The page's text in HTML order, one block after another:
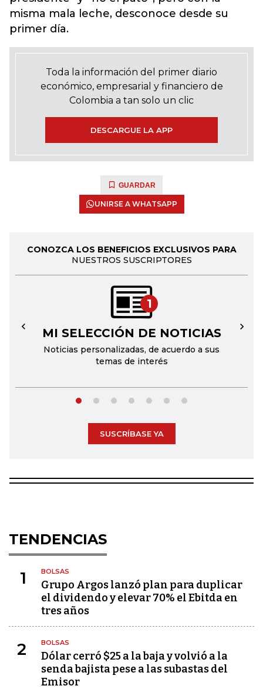
misma mala leche, desconoce desde su
primer día.
Toda la información del primer diario
económico, empresarial y financiero de
Colombia a tan solo un clic
DESCARGUE LA APP
GUARDAR
UNIRSE A WHATSAPP
CONOZCA LOS BENEFICIOS EXCLUSIVOS PARA
NUESTROS SUSCRIPTORES
1
MI SELECCIÓN DE NOTICIAS
Noticias personalizadas, de acuerdo a sus
temas de interés
← →
SUSCRÍBASE YA
TENDENCIAS
1 BOLSAS
Grupo Argos lanzó plan para duplicar
el dividendo y elevar 70% el Ebitda en
tres años
2 BOLSAS
Dólar cerró $25 a la baja y volvió a la
senda bajista pese a las subastas del
Emisor